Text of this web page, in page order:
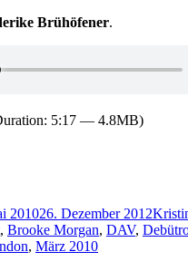
Brühöfener.
5:17 — 4.8MB)
201026. Dezember 2012
, Brooke Morgan, DAV,
, März 2010